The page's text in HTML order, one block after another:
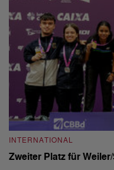
INTERNATIONAL
Zweiter Platz für